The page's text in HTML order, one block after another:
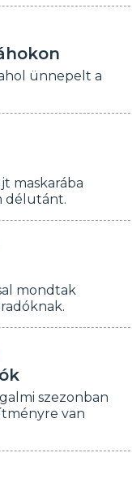
ünnepelt a
maskarába
délutánt.
mondtak
szezonban
van